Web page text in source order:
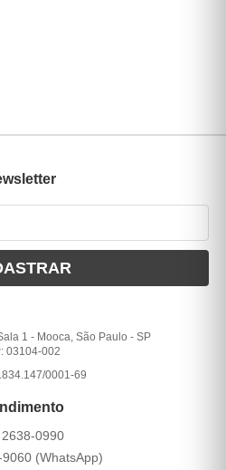
1 - Mooca, São Paulo -SP
03104-002
0001-69
2638-0990
(WhatsApp)